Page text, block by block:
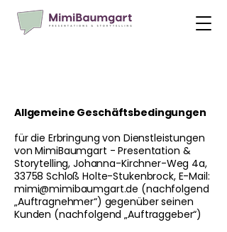
Allgemeine Geschäftsbedingungen
für die Erbringung von Dienstleistungen
von MimiBaumgart - Presentation &
Storytelling, Johanna-Kirchner-Weg 4a,
33758 Schloß Holte-Stukenbrock, E-Mail:
mimi@mimibaumgart.de (nachfolgend
„Auftragnehmer“) gegenüber seinen
Kunden (nachfolgend „Auftraggeber“)